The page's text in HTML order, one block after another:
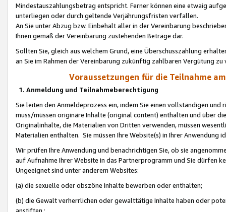
Mindestauszahlungsbetrag entspricht. Ferner können eine etwaig
unterliegen oder durch geltende Verjährungsfristen verfallen.
An Sie unter Abzug bzw. Einbehalt aller in der Vereinbarung
Ihnen gemäß der Vereinbarung zustehenden Beträge dar.
Sollten Sie, gleich aus welchem Grund, eine Überschusszahlung
an Sie im Rahmen der Vereinbarung zukünftig zahlbaren Vergütung zu
Voraussetzungen für die Teilnahme
1. Anmeldung und Teilnahmeberechtigung
Sie leiten den Anmeldeprozess ein, indem Sie einen vollständigen
muss/müssen originäre Inhalte (original content) enthalten und über
Originalinhalte, die Materialien von Dritten verwenden, müssen
Materialien enthalten. Sie müssen Ihre Website(s) in Ihrer Anwendung
Wir prüfen Ihre Anwendung und benachrichtigen Sie, ob sie
auf Aufnahme Ihrer Website in das Partnerprogramm und Sie dürfen
Ungeeignet sind unter anderem Websites:
(a) die sexuelle oder obszöne Inhalte bewerben oder enthalten;
(b) die Gewalt verherrlichen oder gewalttätige Inhalte haben oder
anstiften,;